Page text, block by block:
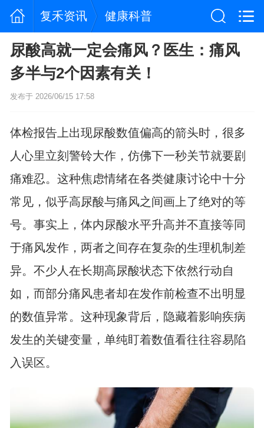
复禾资讯 健康科普
尿酸高就一定会痛风？医生：痛风
多半与2个因素有关！
发布于 2026/06/15 17:58
体检报告上出现尿酸数值偏高的箭头时，很多
人心里立刻警铃大作，仿佛下一秒关节就要剧
痛难忍。这种焦虑情绪在各类健康讨论中十分
常见，似乎高尿酸与痛风之间画上了绝对的等
号。事实上，体内尿酸水平升高并不直接等同
于痛风发作，两者之间存在复杂的生理机制差
异。不少人在长期高尿酸状态下依然行动自
如，而部分痛风患者却在发作前检查不出明显
的数值异常。这种现象背后，隐藏着影响疾病
发生的关键变量，单纯盯着数值看往往容易陷
入误区。